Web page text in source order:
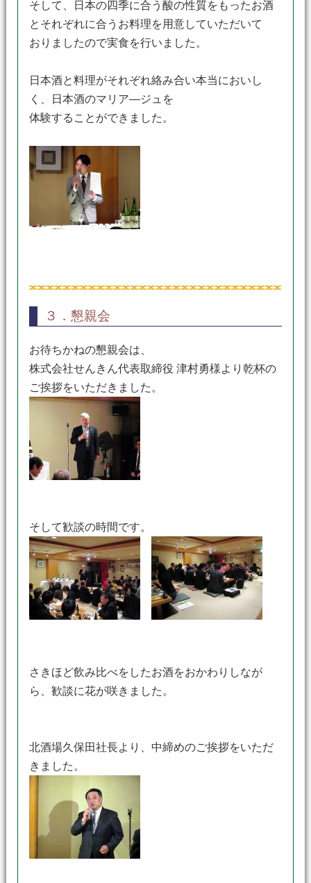
そして、日本の四季に合う酸の性質をもったお酒
とそれぞれに合うお料理を用意していただいて
おりましたので実食を行いました。
日本酒と料理がそれぞれ絡み合い本当においし
く、日本酒のマリア―ジュを
体験することができました。
３．懇親会
お待ちかねの懇親会は、
株式会社せんきん代表取締役 津村勇様より乾杯の
ご挨拶をいただきました。
そして歓談の時間です。
さきほど飲み比べをしたお酒をおかわりしなが
ら、歓談に花が咲きました。
北酒場久保田社長より、中締めのご挨拶をいただ
きました。